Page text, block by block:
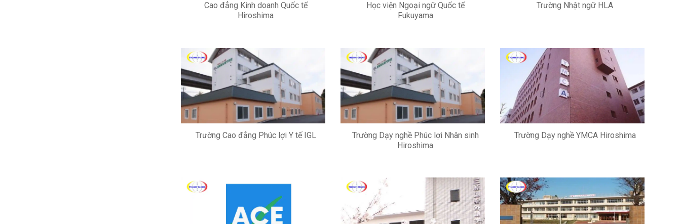
Trường Nhật ngữ HLA
Học viện Ngoại ngữ Quốc tế
Fukuyama
Cao đẳng Kinh doanh Quốc tế
Hiroshima
Trường Dạy nghề YMCA Hiroshima
Trường Dạy nghề Phúc lợi Nhân sinh
Hiroshima
Trường Cao đẳng Phúc lợi Y tế IGL